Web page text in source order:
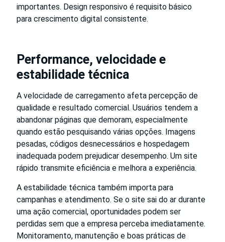
importantes. Design responsivo é requisito básico
para crescimento digital consistente.
Performance, velocidade e
estabilidade técnica
A velocidade de carregamento afeta percepção de
qualidade e resultado comercial. Usuários tendem a
abandonar páginas que demoram, especialmente
quando estão pesquisando várias opções. Imagens
pesadas, códigos desnecessários e hospedagem
inadequada podem prejudicar desempenho. Um site
rápido transmite eficiência e melhora a experiência.
A estabilidade técnica também importa para
campanhas e atendimento. Se o site sai do ar durante
uma ação comercial, oportunidades podem ser
perdidas sem que a empresa perceba imediatamente.
Monitoramento, manutenção e boas práticas de